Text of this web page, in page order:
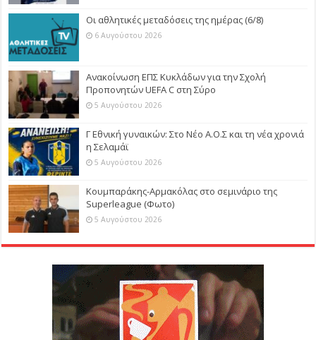
Οι αθλητικές μεταδόσεις της ημέρας (6/8)
6 Αυγούστου 2026
Ανακοίνωση ΕΠΣ Κυκλάδων για την Σχολή
Προπονητών UEFA C στη Σύρο
5 Αυγούστου 2026
Γ Εθνική γυναικών: Στο Νέο Α.Ο.Σ και τη νέα χρονιά
η Σελαμάϊ
5 Αυγούστου 2026
Κουμπαράκης-Αρμακόλας στο σεμινάριο της
Superleague (Φωτο)
5 Αυγούστου 2026